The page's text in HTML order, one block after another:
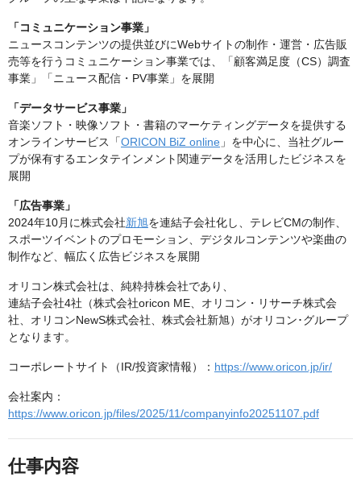
「コミュニケーション事業」
ニュースコンテンツの提供並びにWebサイトの制作・運営・広告販
売等を行うコミュニケーション事業では、「顧客満足度（CS）調査
事業」「ニュース配信・PV事業」を展開
「データサービス事業」
音楽ソフト・映像ソフト・書籍のマーケティングデータを提供する
オンラインサービス「ORICON BiZ online 」を中心に、当社グルー
プが保有するエンタテインメント関連データを活用したビジネスを
展開
「広告事業」
2024年10月に株式会社新旭を連結子会社化し、テレビCMの制作、
スポーツイベントのプロモーション、デジタルコンテンツや楽曲の
制作など、幅広く広告ビジネスを展開
オリコン株式会社は、純粋持株会社であり、
連結子会社4社（株式会社oricon ME、オリコン・リサーチ株式会
社、オリコンNewS株式会社、株式会社新旭）がオリコン･グループ
となります。
コーポレートサイト（IR/投資家情報）： https://www.oricon.jp/ir/
会社案内：
https://www.oricon.jp/files/2025/11/companyinfo20251107.pdf
仕事内容